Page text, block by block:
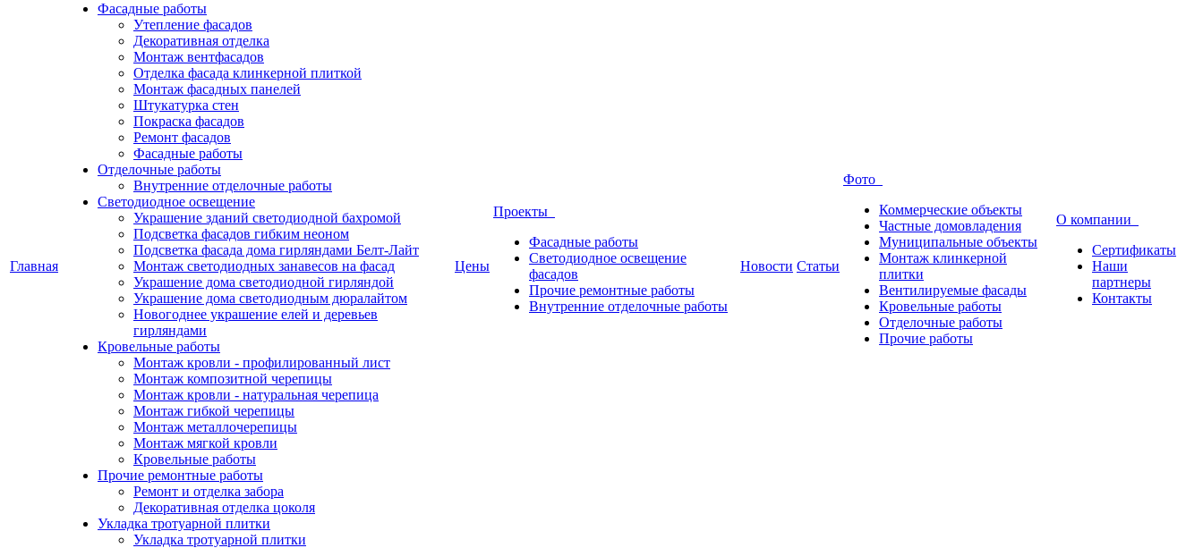
Главная
Фасадные работы
Утепление фасадов
Декоративная отделка
Монтаж вентфасадов
Отделка фасада клинкерной плиткой
Монтаж фасадных панелей
Штукатурка стен
Покраска фасадов
Ремонт фасадов
Фасадные работы
Отделочные работы
Внутренние отделочные работы
Светодиодное освещение
Украшение зданий светодиодной бахромой
Подсветка фасадов гибким неоном
Подсветка фасада дома гирляндами Белт-Лайт
Монтаж светодиодных занавесов на фасад
Украшение дома светодиодной гирляндой
Украшение дома светодиодным дюралайтом
Новогоднее украшение елей и деревьев
гирляндами
Кровельные работы
Монтаж кровли - профилированный лист
Монтаж композитной черепицы
Монтаж кровли - натуральная черепица
Монтаж гибкой черепицы
Монтаж металлочерепицы
Монтаж мягкой кровли
Кровельные работы
Прочие ремонтные работы
Ремонт и отделка забора
Декоративная отделка цоколя
Укладка тротуарной плитки
Укладка тротуарной плитки
Цены
Проекты
Фасадные работы
Светодиодное освещение
фасадов
Прочие ремонтные работы
Внутренние отделочные работы
Новости Статьи
Фото
Коммерческие объекты
Частные домовладения
Муниципальные объекты
Монтаж клинкерной
плитки
Вентилируемые фасады
Кровельные работы
Отделочные работы
Прочие работы
О компании
Сертификаты
Наши
партнеры
Контакты